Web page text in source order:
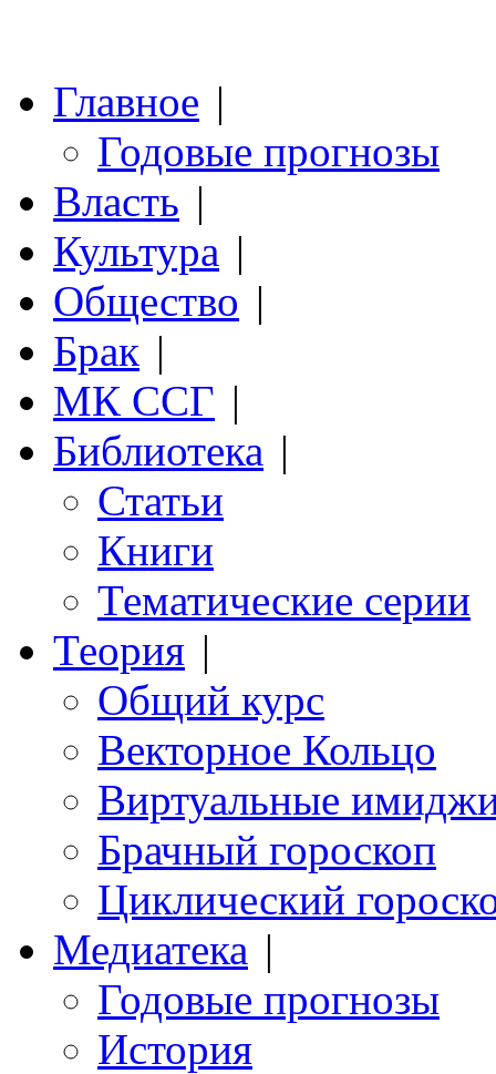
Главное |
Годовые прогнозы
Власть |
Культура |
Общество |
Брак |
МК ССГ |
Библиотека |
Статьи
Книги
Тематические серии
Теория |
Общий курс
Векторное Кольцо
Виртуальные
Брачный гороскоп
Циклический
Медиатека |
Годовые прогнозы
История